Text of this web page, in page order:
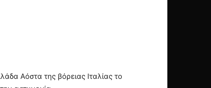
Αόστα της βόρειας Ιταλίας το